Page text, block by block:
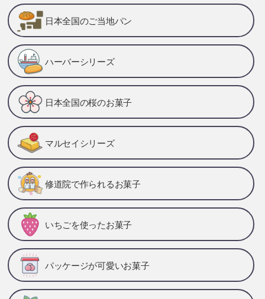
日本全国のご当地パン
ハーバーシリーズ
日本全国の桜のお菓子
マルセイシリーズ
修道院で作られるお菓子
いちごを使ったお菓子
パッケージが可愛いお菓子